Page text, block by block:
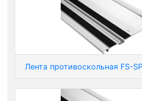
Лента противоскольная FS-